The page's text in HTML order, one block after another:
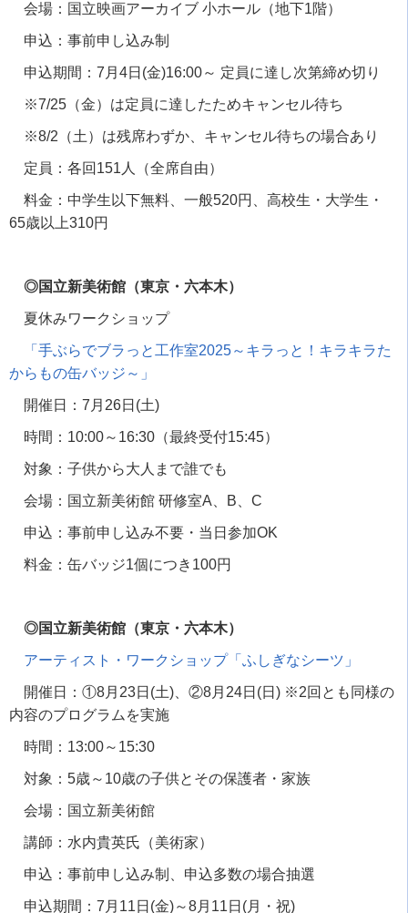
会場：国立映画アーカイブ 小ホール（地下1階）
申込：事前申し込み制
申込期間： 7 月 4日 (金)16:00～ 定員に達し次第締め切り
※7/25 （金）は定員に達したためキャンセル待ち
※8/2 （土）は残席わずか、キャンセル待ちの場合あり
定員：各回 151 人（全席自由）
料金：中学生以下無料、一般520円、高校生・大学生・
65歳以上310円
◎国立新美術館（東京・六本木）
夏休みワークショップ
「手ぶらでブラっと工作室2025～キラっと！キラキラた
からもの缶バッジ～」
開催日： 7 月 26日 (土)
時間： 10:00～ 16:30 （最終受付15:45）
対象：子供から大人まで誰でも
会場：国立新美術館 研修室A B C
申込：事前申し込み不要・当日参加OK
料金：缶バッジ1個につき 100円
◎国立新美術館（東京・六本木）
アーティスト・ワークショップ「ふしぎなシーツ」
開催日： ①8月 23日 (土) ②8月 24日 (日 ) ※2回とも同様の
内容のプログラムを実施
時間： 13:00～ 15:30
対象： 5歳～ 10歳の子供とその保護者・家族
会場：国立新美術館
講師：水内貴英氏（美術家）
申込：事前申し込み制、申込多数の場合抽選
申込期間： 7 月 11 日 (金)～8月 11 日 (月・祝)